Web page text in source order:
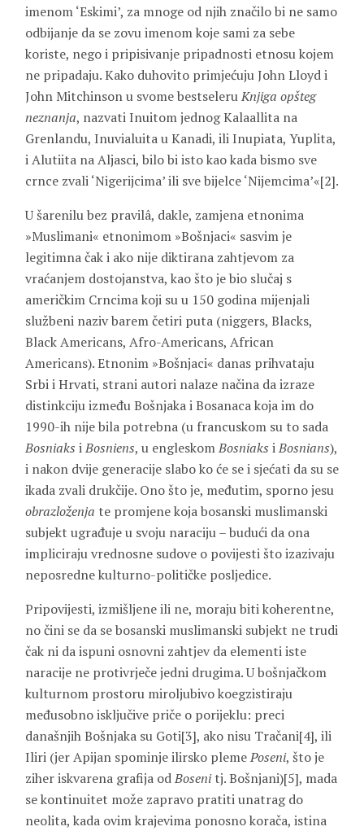
imenom ‘Eskimi’, za mnoge od njih značilo bi ne samo
odbijanje da se zovu imenom koje sami za sebe
koriste, nego i pripisivanje pripadnosti etnosu kojem
ne pripadaju. Kako duhovito primjećuju John Lloyd i
John Mitchinson u svome bestseleruKnjiga opšteg
neznanja, nazvati Inuitom jednog Kalaallita na
Grenlandu, Inuvialuita u Kanadi, ili Inupiata, Yuplita,
i Alutiita na Aljasci, bilo bi isto kao kada bismo sve
crnce zvali ‘Nigerijcima’ ili sve bijelce ‘Nijemcima’«[2].
U šarenilu bez pravilâ, dakle, zamjena etnonima
»Muslimani« etnonimom »Bošnjaci« sasvim je
legitimna čak i ako nije diktirana zahtjevom za
vraćanjem dostojanstva, kao što je bio slučaj s
američkim Crncima koji su u 150 godina mijenjali
službeni naziv barem četiri puta (niggers, Blacks,
Black Americans, Afro-Americans, African
Americans). Etnonim »Bošnjaci« danas prihvataju
Srbi i Hrvati, strani autori nalaze načina da izraze
distinkciju između Bošnjaka i Bosanaca koja im do
1990-ih nije bila potrebna (u francuskom su to sada
Bosniaks iBosniens, u engleskomBosniaks iBosnians),
i nakon dvije generacije slabo ko će se i sjećati da su se
ikada zvali drukčije. Ono što je, međutim, sporno jesu
obrazloženja te promjene koja bosanski muslimanski
subjekt ugrađuje u svoju naraciju – budući da ona
impliciraju vrednosne sudove o povijesti što izazivaju
neposredne kulturno-političke posljedice.
Pripovijesti, izmišljene ili ne, moraju biti koherentne,
no čini se da se bosanski muslimanski subjekt ne trudi
čak ni da ispuni osnovni zahtjev da elementi iste
naracije ne protivrječe jedni drugima. U bošnjačkom
kulturnom prostoru miroljubivo koegzistiraju
međusobno isključive priče o porijeklu: preci
današnjih Bošnjaka su Goti[3], ako nisu Tračani[4], ili
Iliri (jer Apijan spominje ilirsko plemePoseni, što je
ziher iskvarena grafija odBosenitj. Bošnjani)[5], mada
se kontinuitet može zapravo pratiti unatrag do
neolita, kada ovim krajevima ponosno korača, istina